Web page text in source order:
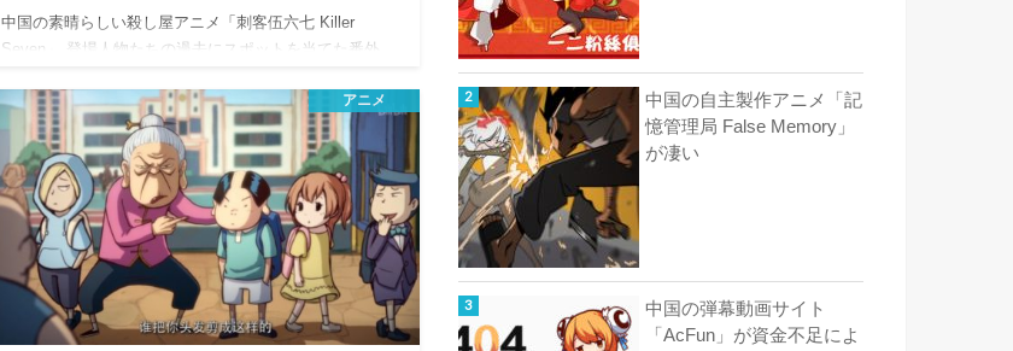
中国の素晴らしい殺し屋アニメ「刺客伍六七 Killer
Seven」 登場人物たちの過去にスポットを当てた番外…
アニメ
中国の自主製作アニメ「記
憶管理局 False Memory」
が凄い
中国の弾幕動画サイト
「AcFun」が資金不足によ